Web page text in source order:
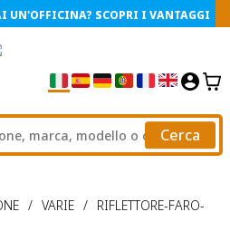
UN'OFFICINA? SCOPRI I VANTAGGI
Cerca
/ VARIE / RIFLETTORE-FARO-